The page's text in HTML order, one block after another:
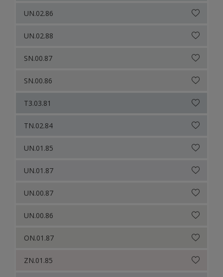
UN.02.86
UN.02.88
SN.00.87
SN.00.86
T3.03.81
TN.02.84
UN.01.85
UN.01.87
UN.00.87
UN.00.86
ON.01.87
ZN.01.85